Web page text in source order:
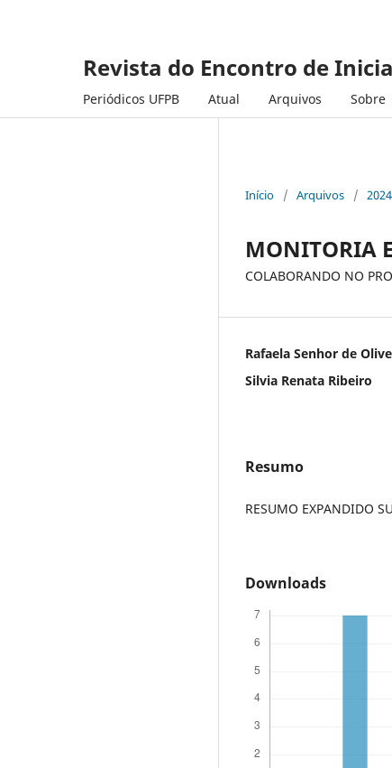
Revista do Encontro de
Periódicos UFPB Atual Arquivos Sobre
Início / Arquivos /
MONITORIA
COLABORANDO NO
Rafaela Senhor de
Silvia Renata Ribeiro
Resumo
RESUMO EXPANDIDO
Downloads